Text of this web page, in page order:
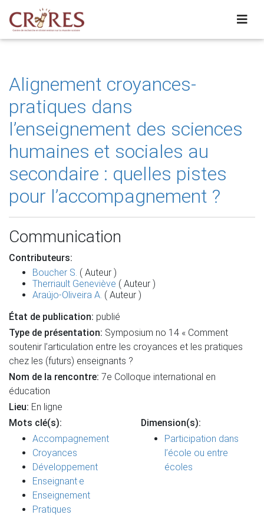
Alignement croyances-
pratiques dans
l’enseignement des sciences
humaines et sociales au
secondaire : quelles pistes
pour l’accompagnement ?
Communication
Contributeurs:
Boucher S. ( Auteur )
Therriault Geneviève ( Auteur )
Araújo-Oliveira A. ( Auteur )
État de publication: publié
Type de présentation: Symposium no 14 « Comment
soutenir l’articulation entre les croyances et les pratiques
chez les (futurs) enseignants ?
Nom de la rencontre: 7e Colloque international en
éducation
Lieu: En ligne
Mots clé(s):
Accompagnement
Croyances
Développement
Enseignant·e
Enseignement
Pratiques
Dimension(s):
Participation dans
l’école ou entre
écoles